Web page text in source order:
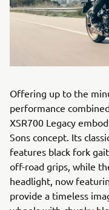
Offering up to the
performance
XSR700 Legacy
Sons concept. Its
features black fork
off-road grips, while
headlight, now
provide a timeless